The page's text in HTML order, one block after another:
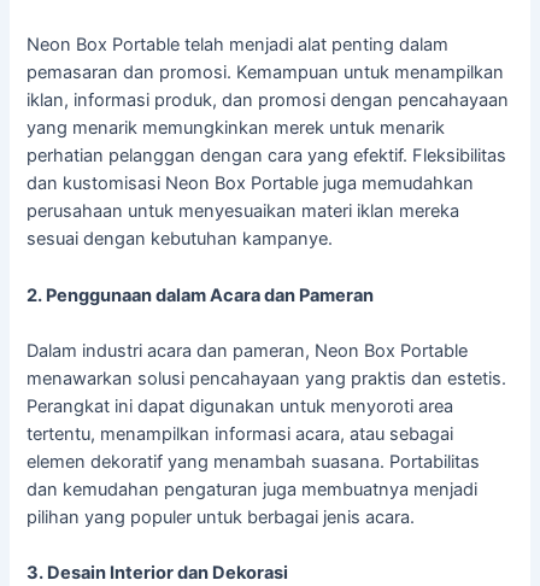
Neon Box Portable telah menjadi alat penting dalam
pemasaran dan promosi. Kemampuan untuk menampilkan
iklan, informasi produk, dan promosi dengan pencahayaan
yang menarik memungkinkan merek untuk menarik
perhatian pelanggan dengan cara yang efektif. Fleksibilitas
dan kustomisasi Neon Box Portable juga memudahkan
perusahaan untuk menyesuaikan materi iklan mereka
sesuai dengan kebutuhan kampanye.
2. Penggunaan dalam Acara dan Pameran
Dalam industri acara dan pameran, Neon Box Portable
menawarkan solusi pencahayaan yang praktis dan estetis.
Perangkat ini dapat digunakan untuk menyoroti area
tertentu, menampilkan informasi acara, atau sebagai
elemen dekoratif yang menambah suasana. Portabilitas
dan kemudahan pengaturan juga membuatnya menjadi
pilihan yang populer untuk berbagai jenis acara.
3. Desain Interior dan Dekorasi